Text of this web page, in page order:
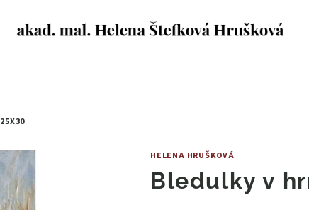
25X30
HELENA HRUŠKOVÁ
Bledulky v